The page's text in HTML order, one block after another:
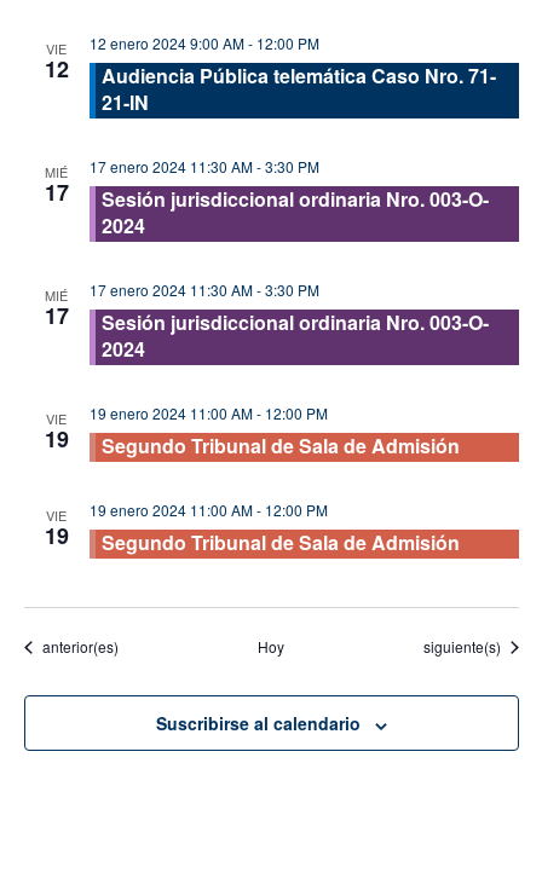
VIE
12
12 enero 2024 9:00 AM- 12:00 PM
Audiencia Pública telemática Caso Nro. 71-
21-IN
MIÉ
17
17 enero 2024 11:30 AM-3:30 PM
Sesión jurisdiccional ordinaria Nro. 003-O-
2024
MIÉ
17
17 enero 2024 11:30 AM-3:30 PM
Sesión jurisdiccional ordinaria Nro. 003-O-
2024
VIE
19
19 enero 2024 11:00 AM- 12:00 PM
Segundo Tribunal de Sala de Admisión
VIE
19
19 enero 2024 11:00 AM- 12:00 PM
Segundo Tribunal de Sala de Admisión
Eventos
anterior(es) Hoy Eventos
siguiente(s)
Suscribirse al calendario